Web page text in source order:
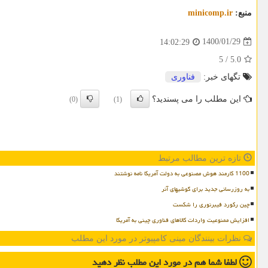
منبع: minicomp.ir
1400/01/29
14:02:29
5.0
/
5
تگهای خبر:
فناوری
این مطلب را می پسندید؟ (1)
(0)
تازه ترین مطالب مرتبط
1100 کارمند هوش مصنوعی به دولت آمریکا نامه نوشتند
به روزرسانی جدید برای گوشیهای آنر
چین رکورد فیبرنوری را شکست
افزایش ممنوعیت واردات کالاهای فناوری چینی به آمریکا
نظرات بینندگان مینی کامپیوتر در مورد این مطلب
لطفا شما همدر مورد این مطلبنظر دهید